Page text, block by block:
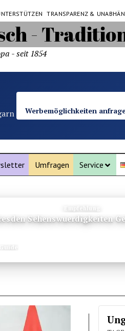
TRANSPARENZ &
- seit 1854
Werbemöglichkeiten
Umfragen Service
Empfehlung
Sehenswuerdigkeiten